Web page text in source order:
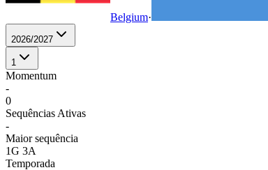
Belgium·
2026/2027
1
Momentum
-
0
Sequências Ativas
-
Maior sequência
1G 3A
Temporada